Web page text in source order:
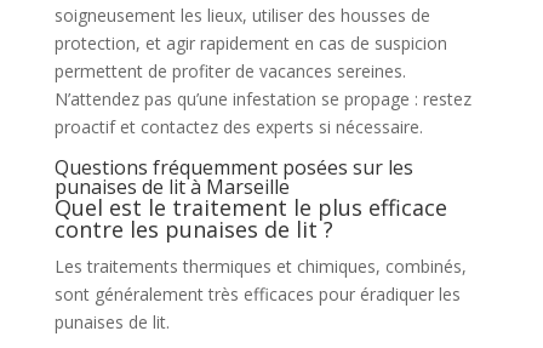
soigneusement les lieux, utiliser des housses de
protection, et agir rapidement en cas de suspicion
permettent de profiter de vacances sereines.
N’attendez pas qu’une infestation se propage : restez
proactif et contactez des experts si nécessaire.
Questions fréquemment posées sur les
punaises de lit à Marseille
Quel est le traitement le plus efficace
contre les punaises de lit ?
Les traitements thermiques et chimiques, combinés,
sont généralement très efficaces pour éradiquer les
punaises de lit.